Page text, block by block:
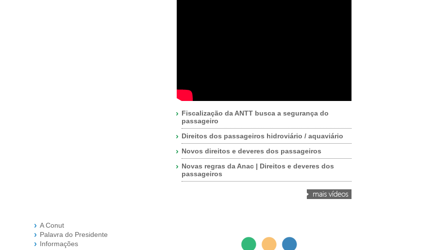
Fiscalização da ANTT busca a segurança do
passageiro
Direitos dos passageiros hidroviário / aquaviário
Novos direitos e deveres dos passageiros
Novas regras da Anac | Direitos e deveres dos
passageiros
A Conut
Palavra do Presidente
Informações